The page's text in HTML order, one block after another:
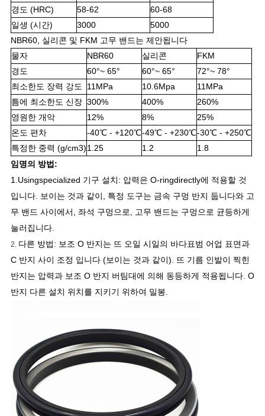
경도 (HRC)
58-62
60-68
일생 (시간)
3000
5000
NBR60, 실리콘 및 FKM 고무 밴드는 제안됩니다
물자
NBR60 실리콘
FKM
경도
60°~ 65° 60°~ 65°
72°~ 78°
최소한도 장력 강도
11MPa 10.6Mpa
11MPa
틈에 최소한도 신장 300% 400%
260%
영원한 개악
12% 8%
25%
온도 편차
-40℃ - +120℃-49℃ - +230℃-30℃ - +250℃
특정한 중력 (g/cm3)1.25 1.2
1.8
임명의 방법:
1.Usingspecialized 기구 설치: 압력은 O-ringdirectly에 적용할 것
입니다. 보이는 것과 같이, 특정 도구는 금속 구멍 반지 둡니다와 고
무 밴드 사이에서, 좌석 구멍으로, 고무 밴드는 구멍으로 균등하게
눌러집니다.
2. 다른 방법: 보조 O 반지는 뜨 오일 시일의 바다표범 어업 표면과
C 반지 사이 조정 입니다 (보이는 것과 같이). 뜨 기름 인발이 찍힌
반지는 압력과 보조 O 반지 버팀대에 의해 동등하게 적용됩니다. O
반지 다른 설치 위치를 지키기 위하여 밀봉.